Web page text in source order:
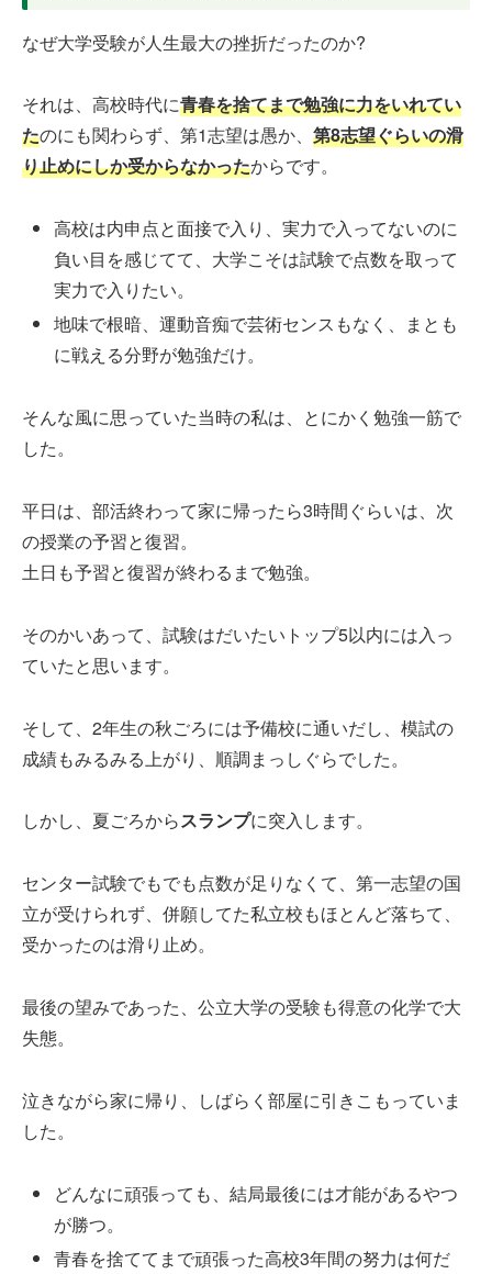
なぜ大学受験が人生最大の挫折だったのか?
それは、高校時代に青春を捨てまで勉強に力をいれてい
たのにも関わらず、第1志望は愚か、 第8志望ぐらいの滑
り止めにしか受からなかったからです。
高校は内申点と面接で入り、実力で入ってないのに
負い目を感じてて、大学こそは試験で点数を取って
実力で入りたい。
地味で根暗、運動音痴で芸術センスもなく、まとも
に戦える分野が勉強だけ。
そんな風に思っていた当時の私は、とにかく勉強一筋で
した。
平日は、部活終わって家に帰ったら3時間ぐらいは、次
の授業の予習と復習。
土日も予習と復習が終わるまで勉強。
そのかいあって、試験はだいたいトップ5以内には入っ
ていたと思います。
そして、2年生の秋ごろには予備校に通いだし、模試の
成績もみるみる上がり、順調まっしぐらでした。
しかし、夏ごろからスランプに突入します。
センター試験でもでも点数が足りなくて、第一志望の国
立が受けられず、併願してた私立校もほとんど落ちて、
受かったのは滑り止め。
最後の望みであった、公立大学の受験も得意の化学で大
失態。
泣きながら家に帰り、しばらく部屋に引きこもっていま
した。
どんなに頑張っても、結局最後には才能があるやつ
が勝つ。
青春を捨ててまで頑張った高校3年間の努力は何だ